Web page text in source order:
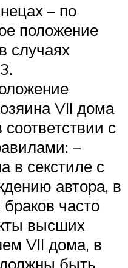
– по
положение
случаях
VII дома
с
–
в секстиле с
автора, в
часто
высших
VII дома, в
быть